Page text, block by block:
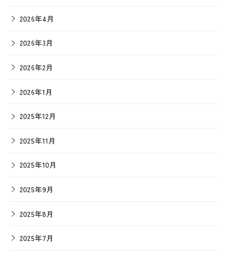
2026年4月
2026年3月
2026年2月
2026年1月
2025年12月
2025年11月
2025年10月
2025年9月
2025年8月
2025年7月